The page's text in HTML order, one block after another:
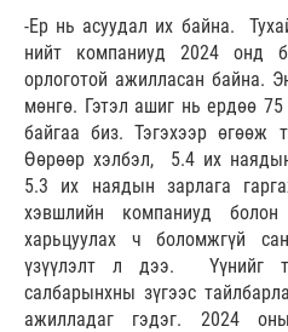
-Ер нь асуудал их байна.
нийт компаниуд 2024 онд
орлоготой ажилласан байна.
мөнгө. Гэтэл ашиг нь ердөө
байгаа биз. Тэгэхээр өгөөж
Өөрөөр хэлбэл, 5.4 их
5.3 их наядын зарлага
хэвшлийн компаниуд
харьцуулах ч боломжгүй
үзүүлэлт л дээ. Үүнийг
салбарынхны зүгээс
ажилладаг гэдэг. 2024